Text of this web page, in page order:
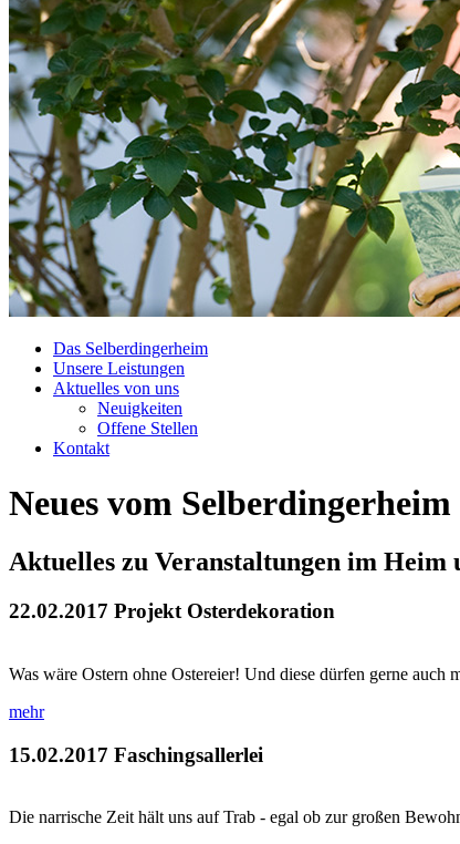
Das Selberdingerheim
Unsere Leistungen
Aktuelles von uns
Neuigkeiten
Offene Stellen
Kontakt
Neues vom Selberdingerheim
Aktuelles zu Veranstaltungen im
22.02.2017 Projekt Osterdekoration
Was wäre Ostern ohne Ostereier! Und diese dürfen gerne auch
mehr
15.02.2017 Faschingsallerlei
Die narrische Zeit hält uns auf Trab - egal ob zur großen